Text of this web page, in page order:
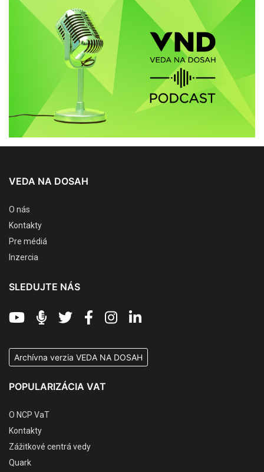
VEDA NA DOSAH
O nás
Kontakty
Pre médiá
Inzercia
SLEDUJTE NÁS
Archívna verzia VEDA NA DOSAH
POPULARIZÁCIA VAT
O NCP VaT
Kontakty
Zážitkové centrá vedy
Quark